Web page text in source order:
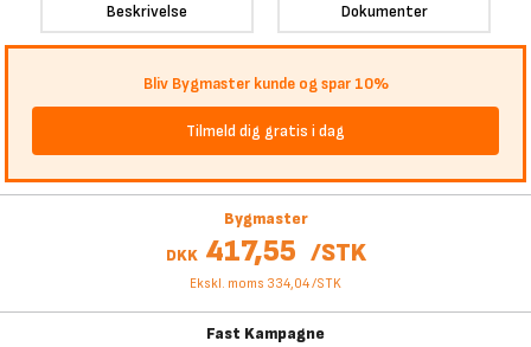
Beskrivelse Dokumenter
Bliv Bygmaster kunde og spar 10%
Tilmeld dig gratis i dag
Bygmaster
DKK 417,55 /STK
Ekskl. moms 334,04/STK
Fast Kampagne